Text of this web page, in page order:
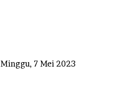
Minggu, 7 Mei 2023